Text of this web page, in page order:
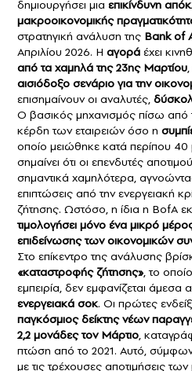
δημιουργήσει μια επικίνδυνη
μακροοικονομικής
στρατηγική ανάλυση της Bank of
Απριλίου 2026. Η αγορά έχει
από τα χαμηλά της 23ης Μαρτίου
αισιόδοξο σενάριο για την
επισημαίνουν οι αναλυτές,
Ο βασικός μηχανισμός πίσω από
κέρδη των εταιρειών όσο η
οποίο μειώθηκε κατά περίπου
σημαίνει ότι οι επενδυτές
σημαντικά χαμηλότερα,
επιπτώσεις από την ενεργειακή
ζήτησης. Ωστόσο, η ίδια η BofA
τιμολογήσει μόνο ένα μικρό
επιδείνωσης των οικονομικών
Στο επίκεντρο της ανάλυσης
«καταστροφής ζήτησης», το
εμπειρία, δεν εμφανίζεται άμεσα
ενεργειακά σοκ. Οι πρώτες
παγκόσμιος δείκτης νέων
2,2 μονάδες τον Μάρτιο,
πτώση από το 2021. Αυτό,
με τις τρέχουσες αποτιμήσεις